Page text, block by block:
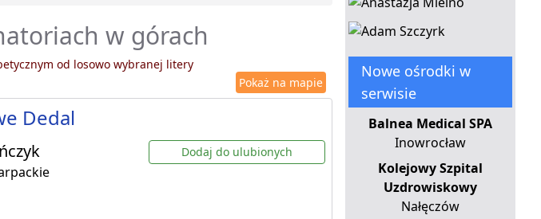
w górach
od losowo wybranej litery
Pokaż na mapie
Dedal
Dodaj do ulubionych
Nowe ośrodki w
serwisie
Balnea Medical SPA
Inowrocław
Kolejowy Szpital
Uzdrowiskowy
Nałęczów